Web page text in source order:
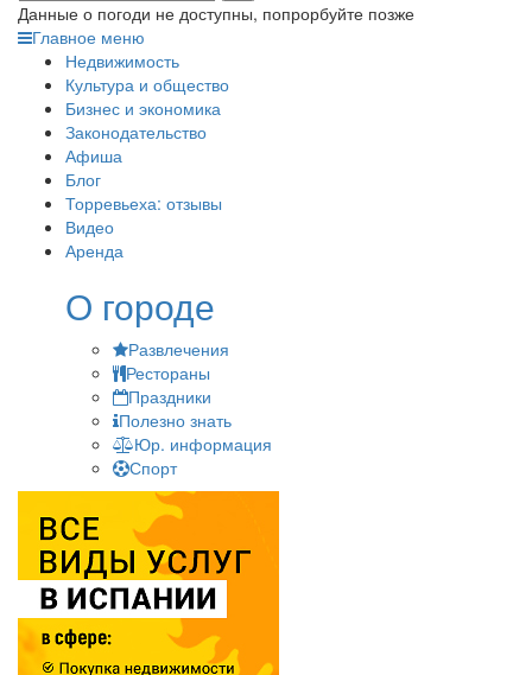
Данные о погоди не доступны, попрорбуйте позже
Главное меню
Недвижимость
Культура и общество
Бизнес и экономика
Законодательство
Афиша
Блог
Торревьеха: отзывы
Видео
Аренда
О городе
Развлечения
Рестораны
Праздники
Полезно знать
Юр. информация
Спорт